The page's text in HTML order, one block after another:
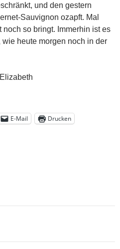
und den gestern
Sauvignon ozapft. Mal
so bringt. Immerhin ist es
heute morgen noch in der
E-Mail Drucken